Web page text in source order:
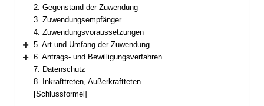
2. Gegenstand der Zuwendung
3. Zuwendungsempfänger
4. Zuwendungsvoraussetzungen
Bereich erweitern
5. Art und Umfang der Zuwendung
Bereich erweitern
6. Antrags- und Bewilligungsverfahren
7. Datenschutz
8. Inkrafttreten, Außerkraftteten
[Schlussformel]